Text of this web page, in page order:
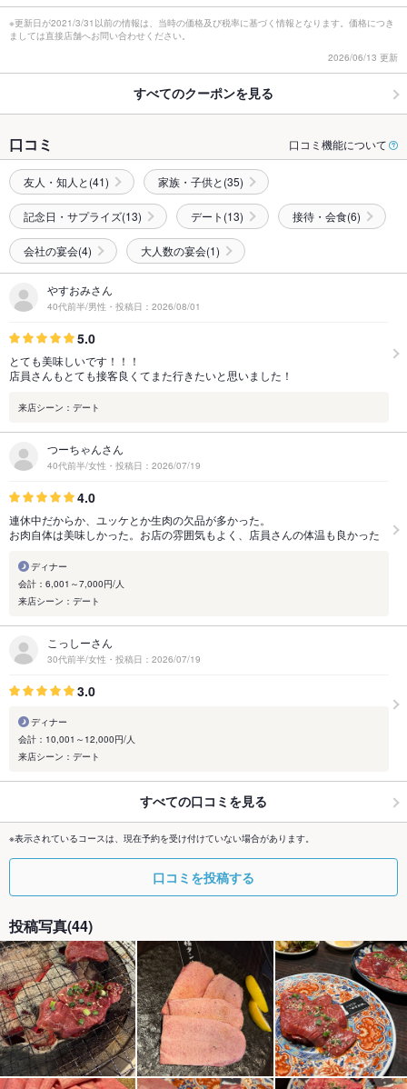
※更新日が2021/3/31以前の情報は、当時の価格及び税率に基づく情報となります。価格につき
ましては直接店舗へお問い合わせください。
2026/06/13 更新
すべてのクーポンを見る
口コミ 口コミ機能について
友人・知人と(41) 家族・子供と(35)
記念日・サプライズ(13) デート(13) 接待・会食(6)
会社の宴会(4) 大人数の宴会(1)
やすおみさん
40代前半/男性・投稿日：2026/08/01
5.0
とても美味しいです！！！
店員さんもとても接客良くてまた行きたいと思いました！
来店シーン：デート
つーちゃんさん
40代前半/女性・投稿日：2026/07/19
4.0
連休中だからか、ユッケとか生肉の欠品が多かった。
お肉自体は美味しかった。お店の雰囲気もよく、店員さんの体温も良かった
ディナー
会計：6,001～7,000円/人
来店シーン：デート
こっしーさん
30代前半/女性・投稿日：2026/07/19
3.0
ディナー
会計：10,001～12,000円/人
来店シーン：デート
すべての口コミを見る
※表示されているコースは、現在予約を受け付けていない場合があります。
口コミを投稿する
投稿写真(44)